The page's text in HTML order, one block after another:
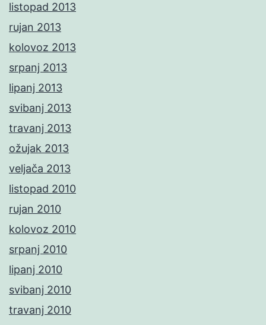
listopad 2013
rujan 2013
kolovoz 2013
srpanj 2013
lipanj 2013
svibanj 2013
travanj 2013
ožujak 2013
veljača 2013
listopad 2010
rujan 2010
kolovoz 2010
srpanj 2010
lipanj 2010
svibanj 2010
travanj 2010